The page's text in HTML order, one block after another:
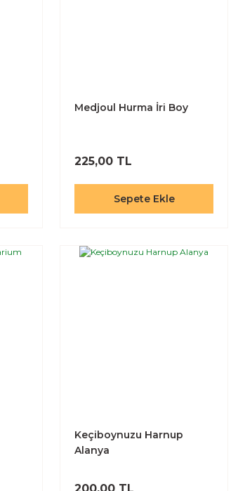
Medjoul Hurma İri Boy
225,00 TL
Sepete Ekle
Keçiboynuzu Harnup
Alanya